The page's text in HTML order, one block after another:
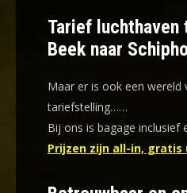
Tarief luchthaven
Beek naar
Maar er is ook een wereld
tariefstelling……
Bij ons is bagage inclusief
Prijzen zijn all-in, gratis